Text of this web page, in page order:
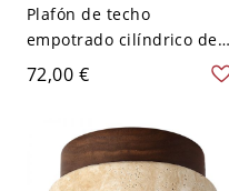
Plafón de techo
empotrado cilíndrico de
hormigón industrial para
pasillo - 10,16 cm Blanco
72,00 €